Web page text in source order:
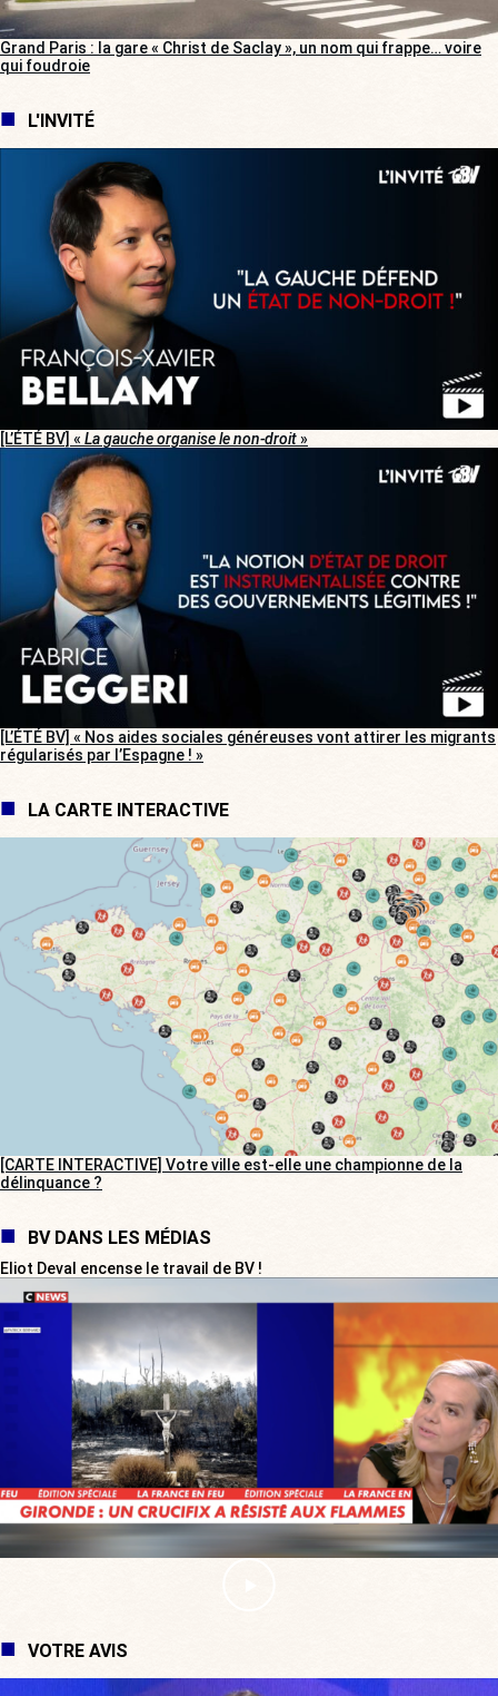
Grand Paris : la gare « Christ de Saclay », un nom qui frappe… voire
qui foudroie
L'INVITÉ
[L’ÉTÉ BV] « La gauche organise le non-droit»
[L’ÉTÉ BV] « Nos aides sociales généreuses vont attirer les migrants
régularisés par l’Espagne ! »
LA CARTE INTERACTIVE
[CARTE INTERACTIVE] Votre ville est-elle une championne de la
délinquance ?
BV DANS LES MÉDIAS
Eliot Deval encense le travail de BV !
VOTRE AVIS